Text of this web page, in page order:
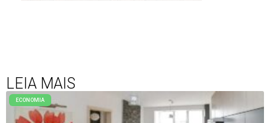
LEIA MAIS
ECONOMIA